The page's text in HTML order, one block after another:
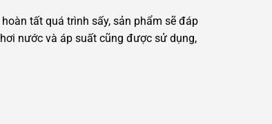
tất quá trình sấy, sản phẩm sẽ đáp
nước và áp suất cũng được sử dụng,